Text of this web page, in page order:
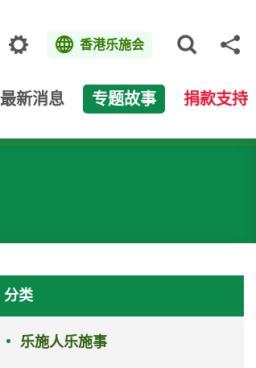
主题 香港乐施会
最新消息 专题故事 捐款支持
分类
乐施人乐施事